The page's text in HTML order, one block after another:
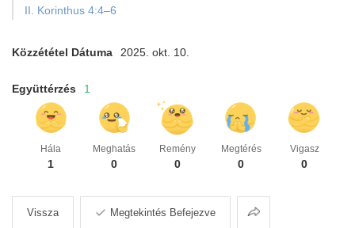
II. Korinthus 4:4–6
Közzététel Dátuma 2025. okt. 10.
Együttérzés 1
Hála
1
Meghatás
0
Remény
0
Megtérés
0
Vigasz
0
Vissza Megtekintés Befejezve Megosztás